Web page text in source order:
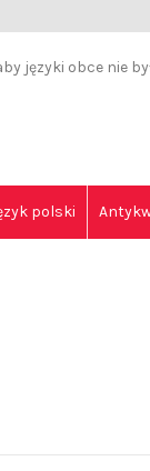
języki obce nie
polski